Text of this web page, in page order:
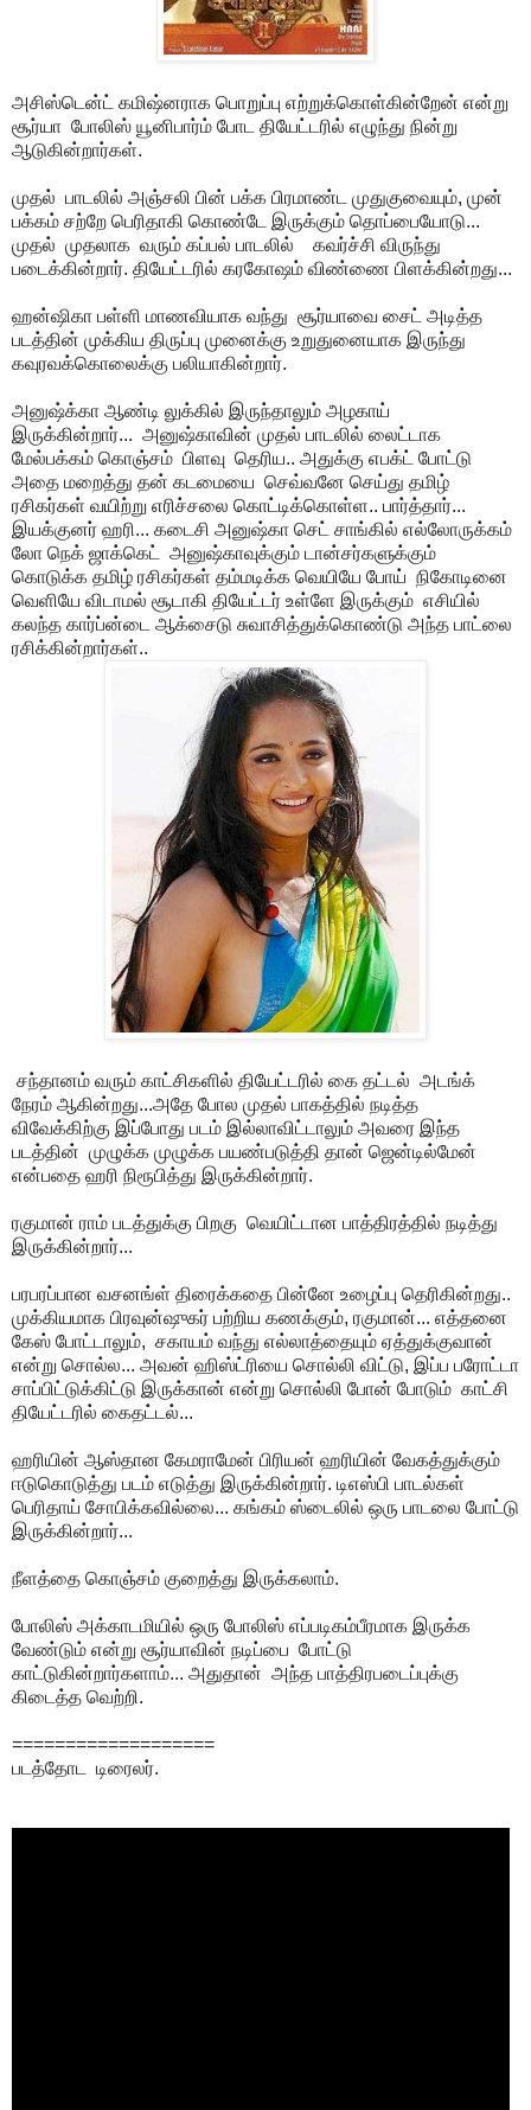
அசிஸ்டென்ட் கமிஷ்னராக பொறுப்பு எற்றுக்கொள்கின்றேன் என்று
சூர்யா போலிஸ் யூனிபார்ம் போட தியேட்டரில் எழுந்து நின்று
ஆடுகின்றார்கள்.
முதல் பாடலில் அஞ்சலி பின் பக்க பிரமாண்ட முதுகுவையும், முன்
பக்கம் சற்றே பெரிதாகி கொண்டே இருக்கும் தொப்பையோடு...
முதல் முதலாக வரும் கப்பல் பாடலில் கவர்ச்சி விருந்து
படைக்கின்றார். தியேட்டரில் கரகோஷம் விண்ணை பிளக்கின்றது...
ஹன்ஷிகா பள்ளி மாணவியாக வந்து சூர்யாவை சைட் அடித்த
படத்தின் முக்கிய திருப்பு முனைக்கு உறுதுனையாக இருந்து
கவுரவக்கொலைக்கு பலியாகின்றார்.
அனுஷ்க்கா ஆண்டி லுக்கில் இருந்தாலும் அழகாய்
இருக்கின்றார்... அனுஷ்காவின் முதல் பாடலில் லைட்டாக
மேல்பக்கம் கொஞ்சம் பிளவு தெரிய.. அதுக்கு எபக்ட் போட்டு
அதை மறைத்து தன் கடமையை செவ்வனே செய்து தமிழ்
ரசிகர்கள் வயிற்று எரிச்சலை கொட்டிக்கொள்ள.. பார்த்தார்...
இயக்குனர் ஹரி... கடைசி அனுஷ்கா செட் சாங்கில் எல்லோருக்கம்
லோ நெக் ஜாக்கெட் அனுஷ்காவுக்கும் டான்சர்களுக்கும்
கொடுக்க தமிழ் ரசிகர்கள் தம்மடிக்க வெயியே போய் நிகோடினை
வெளியே விடாமல் சூடாகி தியேட்டர் உள்ளே இருக்கும் எசியில்
கலந்த கார்ப்ன்டை ஆக்சைடு சுவாசித்துக்கொண்டு அந்த பாட்லை
ரசிக்கின்றார்கள்..
சந்தானம் வரும் காட்சிகளில் தியேட்டரில் கை தட்டல் அடங்க்
நேரம் ஆகின்றது...அதே போல முதல் பாகத்தில் நடித்த
விவேக்கிற்கு இப்போது படம் இல்லாவிட்டாலும் அவரை இந்த
படத்தின் முழுக்க முழுக்க பயண்படுத்தி தான் ஜென்டில்மேன்
என்பதை ஹரி நிரூபித்து இருக்கின்றார்.
ரகுமான் ராம் படத்துக்கு பிறகு வெயிட்டான பாத்திரத்தில் நடித்து
இருக்கின்றார்...
பரபரப்பான வசனங்ள் திரைக்கதை பின்னே உழைப்பு தெரிகின்றது..
முக்கியமாக பிரவுன்ஷுகர் பற்றிய கணக்கும், ரகுமான்... எத்தனை
கேஸ் போட்டாலும், சகாயம் வந்து எல்லாத்தையும் ஏத்துக்குவான்
என்று சொல்ல... அவன் ஹிஸ்ட்ரியை சொல்லி விட்டு, இப்ப பரோட்டா
சாப்பிட்டுக்கிட்டு இருக்கான் என்று சொல்லி போன் போடும் காட்சி
தியேட்டரில் கைதட்டல்...
ஹரியின் ஆஸ்தான கேமராமேன் பிரியன் ஹரியின் வேகத்துக்கும்
ஈடுகொடுத்து படம் எடுத்து இருக்கின்றார். டிஎஸ்பி பாடல்கள்
பெரிதாய் சோபிக்கவில்லை... கங்கம் ஸ்டைலில் ஒரு பாடலை போட்டு
இருக்கின்றார்...
நீளத்தை கொஞ்சம் குறைத்து இருக்கலாம்.
போலிஸ் அக்காடமியில் ஒரு போலிஸ் எப்படிகம்பீரமாக இருக்க
வேண்டும் என்று சூர்யாவின் நடிப்பை போட்டு
காட்டுகின்றார்களாம்... அதுதான் அந்த பாத்திரபடைப்புக்கு
கிடைத்த வெற்றி.
===================
படத்தோட டிரைலர்.